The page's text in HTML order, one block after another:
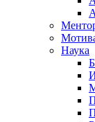
Наука